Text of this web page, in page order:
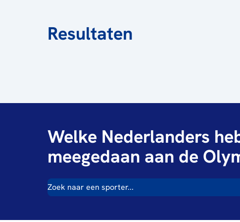
Resultaten
Welke Nederlanders
meegedaan aan de